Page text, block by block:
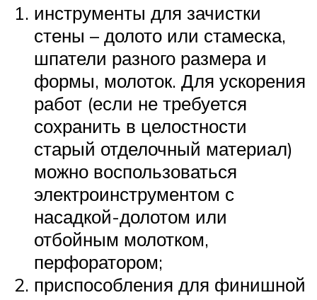
инструменты для зачистки
стены – долото или стамеска,
шпатели разного размера и
формы, молоток. Для ускорения
работ (если не требуется
сохранить в целостности
старый отделочный материал)
можно воспользоваться
электроинструментом с
насадкой-долотом или
отбойным молотком,
перфоратором;
приспособления для финишной